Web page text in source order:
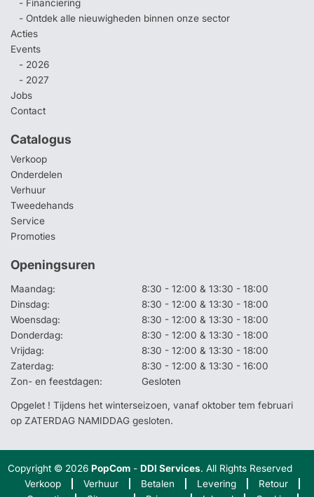
- Financiering
- Ontdek alle nieuwigheden binnen onze sector
Acties
Events
- 2026
- 2027
Jobs
Contact
Catalogus
Verkoop
Onderdelen
Verhuur
Tweedehands
Service
Promoties
Openingsuren
Maandag:
8:30 - 12:00 & 13:30 - 18:00
Dinsdag:
8:30 - 12:00 & 13:30 - 18:00
Woensdag:
8:30 - 12:00 & 13:30 - 18:00
Donderdag:
8:30 - 12:00 & 13:30 - 18:00
Vrijdag:
8:30 - 12:00 & 13:30 - 18:00
Zaterdag:
8:30 - 12:00 & 13:30 - 16:00
Zon- en feestdagen:
Gesloten
Opgelet ! Tijdens het winterseizoen, vanaf oktober tem februari
op ZATERDAG NAMIDDAG gesloten.
Copyright © 2026PopCom -DDI Services. All Rights Reserved
Verkoop
Verhuur Betalen Levering
Retour